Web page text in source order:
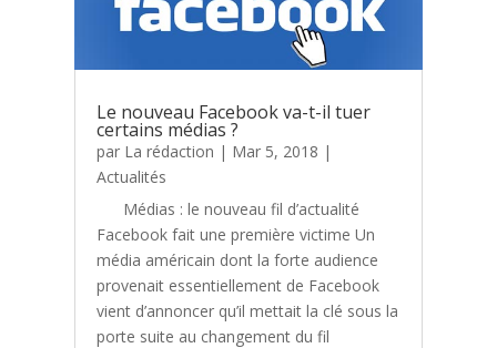
Le nouveau Facebook va-t-il tuer
certains médias ?
par La rédaction | Mar 5, 2018 |
Actualités
Médias : le nouveau fil d’actualité
Facebook fait une première victime Un
média américain dont la forte audience
provenait essentiellement de Facebook
vient d’annoncer qu’il mettait la clé sous la
porte suite au changement du fil